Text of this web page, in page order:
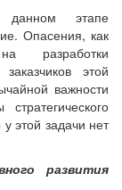
этапе
Опасения, как
разработки
этой
важности
этой задачи нет
развития